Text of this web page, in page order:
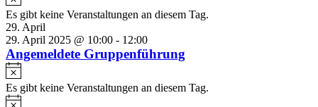
Es gibt keine Veranstaltungen an diesem Tag.
29. April
29. April 2025 @ 10:00 - 12:00
Angemeldete Gruppenführung
Es gibt keine Veranstaltungen an diesem Tag.